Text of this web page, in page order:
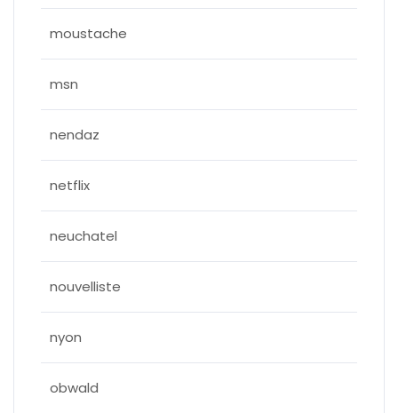
moustache
msn
nendaz
netflix
neuchatel
nouvelliste
nyon
obwald